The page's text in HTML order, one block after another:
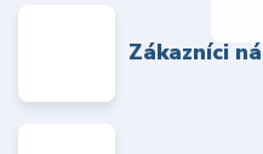
Zákazníci